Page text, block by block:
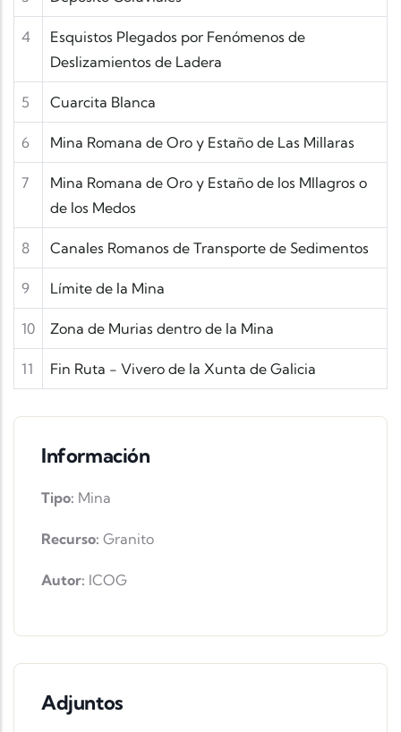
4
Esquistos Plegados por Fenómenos de
Deslizamientos de Ladera
5 Cuarcita Blanca
6 Mina Romana de Oro y Estaño de Las Millaras
7
Mina Romana de Oro y Estaño de los MIlagros o
de los Medos
8 Canales Romanos de Transporte de Sedimentos
9 Límite de la Mina
10 Zona de Murias dentro de la Mina
11 Fin Ruta - Vivero de la Xunta de Galicia
Información
Tipo: Mina
Recurso: Granito
Autor: ICOG
Adjuntos